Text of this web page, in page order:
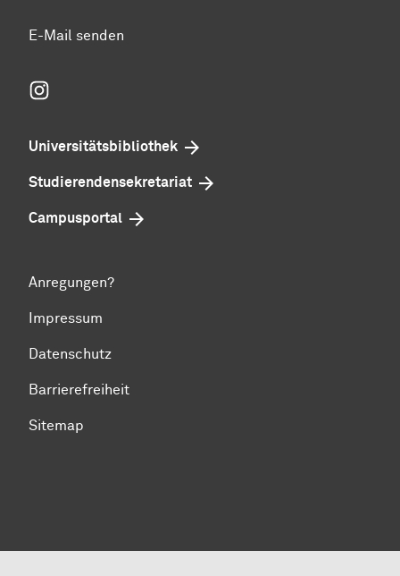
E-Mail senden
Universitätsbibliothek
Studierendensekretariat
Campusportal
Anregungen?
Impressum
Datenschutz
Barrierefreiheit
Sitemap